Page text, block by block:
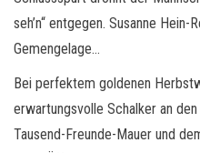
seh’n“ entgegen. Susanne
Gemengelage…
Bei perfektem goldenen
erwartungsvolle Schalker an
Tausend-Freunde-Mauer und